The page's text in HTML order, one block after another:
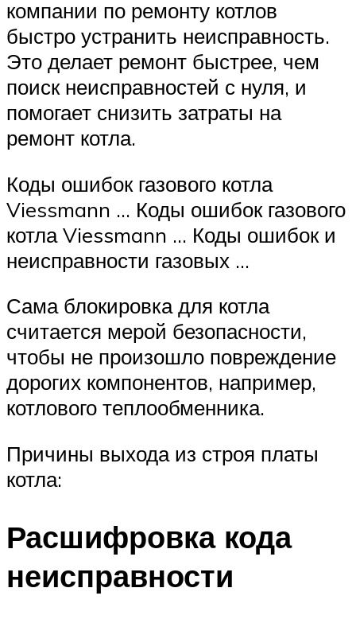
компании по ремонту котлов
быстро устранить неисправность.
Это делает ремонт быстрее, чем
поиск неисправностей с нуля, и
помогает снизить затраты на
ремонт котла.
Коды ошибок газового котла
Viessmann … Коды ошибок газового
котла Viessmann … Коды ошибок и
неисправности газовых …
Сама блокировка для котла
считается мерой безопасности,
чтобы не произошло повреждение
дорогих компонентов, например,
котлового теплообменника.
Причины выхода из строя платы
котла:
Расшифровка кода
неисправности